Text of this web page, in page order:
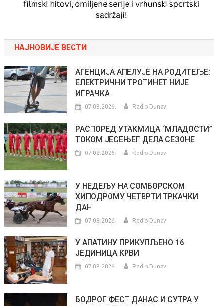
НАЈНОВИЈЕ ВЕСТИ
АГЕНЦИЈА АПЕЛУЈЕ НА РОДИТЕЉЕ:
ЕЛЕКТРИЧНИ ТРОТИНЕТ НИЈЕ
ИГРАЧКА
07.08.2026. Radio Dunav
РАСПОРЕД УТАКМИЦА “МЛАДОСТИ”
ТОКОМ ЈЕСЕЊЕГ ДЕЛА СЕЗОНЕ
07.08.2026. Radio Dunav
У НЕДЕЉУ НА СОМБОРСКОМ
ХИПОДРОМУ ЧЕТВРТИ ТРКАЧКИ
ДАН
07.08.2026. Radio Dunav
У АПАТИНУ ПРИКУПЉЕНО 16
ЈЕДИНИЦА КРВИ
07.08.2026. Radio Dunav
БОДРОГ ФЕСТ ДАНАС И СУТРА У